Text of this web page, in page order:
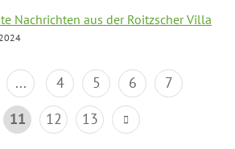
Nachrichten aus der Roitzscher Villa
... 4 5 6
7
11 12 13